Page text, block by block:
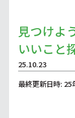
見つけよ
いいこと
25.10.23
最終更新日時: